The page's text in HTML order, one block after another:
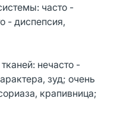
часто -
- диспепсия,
нечасто -
зуд; очень
крапивница;